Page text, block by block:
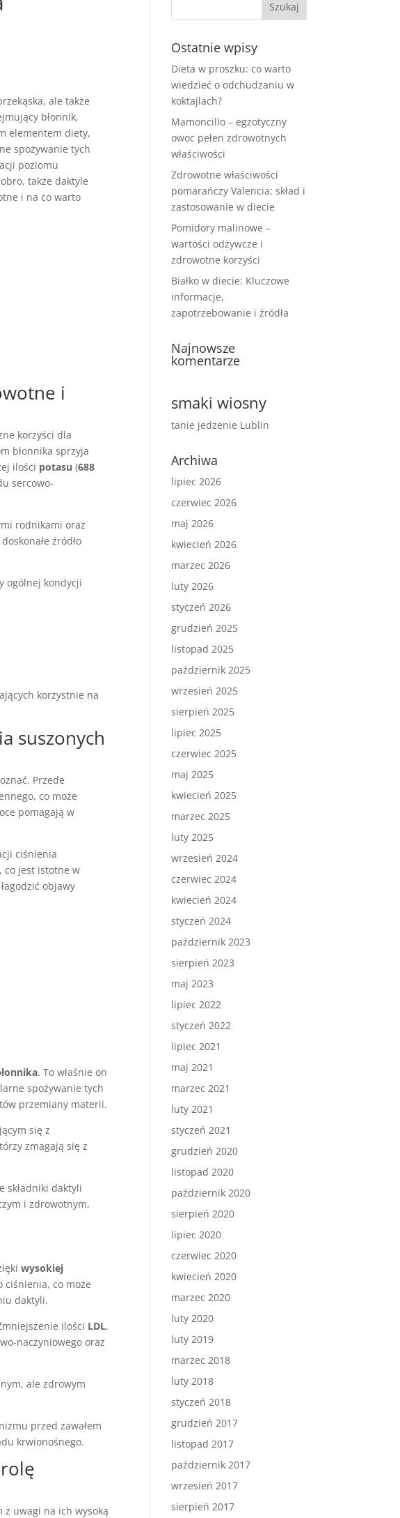
ale także
błonnik,
elementem diety,
spożywanie tych
poziomu
także daktyle
i na co warto
i
korzyści dla
błonnika sprzyja
ilości potasu (688
sercowo-
rodnikami oraz
źródło
ogólnej kondycji
korzystnie na
suszonych
Przede
co może
pomagają w
ciśnienia
co jest istotne w
objawy
. To właśnie on
spożywanie tych
przemiany materii.
się z
zmagają się z
składniki daktyli
i zdrowotnym,
wysokiej
ciśnienia, co może
daktyli.
ilości LDL,
naczyniowego oraz
ale zdrowym
przed zawałem
krwionośnego.
uwagi na ich wysoką
Ostatnie wpisy
Dieta w proszku: co warto
wiedzieć o odchudzaniu w
koktajlach?
Mamoncillo – egzotyczny
owoc pełen zdrowotnych
właściwości
Zdrowotne właściwości
pomarańczy Valencia: skład i
zastosowanie w diecie
Pomidory malinowe –
wartości odżywcze i
zdrowotne korzyści
Białko w diecie: Kluczowe
informacje,
zapotrzebowanie i źródła
Najnowsze
komentarze
smaki wiosny
tanie jedzenie Lublin
Archiwa
lipiec 2026
czerwiec 2026
maj 2026
kwiecień 2026
marzec 2026
luty 2026
styczeń 2026
grudzień 2025
listopad 2025
październik 2025
wrzesień 2025
sierpień 2025
lipiec 2025
czerwiec 2025
maj 2025
kwiecień 2025
marzec 2025
luty 2025
wrzesień 2024
czerwiec 2024
kwiecień 2024
styczeń 2024
październik 2023
sierpień 2023
maj 2023
lipiec 2022
styczeń 2022
lipiec 2021
maj 2021
marzec 2021
luty 2021
styczeń 2021
grudzień 2020
listopad 2020
październik 2020
sierpień 2020
lipiec 2020
czerwiec 2020
kwiecień 2020
marzec 2020
luty 2020
luty 2019
marzec 2018
luty 2018
styczeń 2018
grudzień 2017
listopad 2017
październik 2017
wrzesień 2017
sierpień 2017